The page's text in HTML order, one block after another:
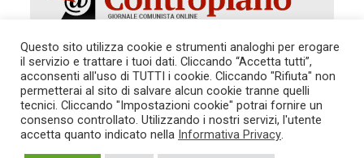
Autorizzazione del Tribunale di Roma 286 del 31
dicembre 2014. Direttore Responsabile: Sergio
Cararo. Indirizzo: V.Casalbruciato 27- sc. B - 00159
Roma -
Tel. 06.640.122.19 -redazione@contropiano.org
Questo sito utilizza cookie e strumenti analoghi per erogare
il servizio e trattare i tuoi dati. Cliccando “Accetta tutti”,
acconsenti all'uso di TUTTI i cookie. Cliccando "Rifiuta" non
permetterai al sito di salvare alcun cookie tranne quelli
tecnici. Cliccando "Impostazioni cookie" potrai fornire un
consenso controllato. Utilizzando i nostri servizi, l'utente
accetta quanto indicato nella Informativa Privacy.